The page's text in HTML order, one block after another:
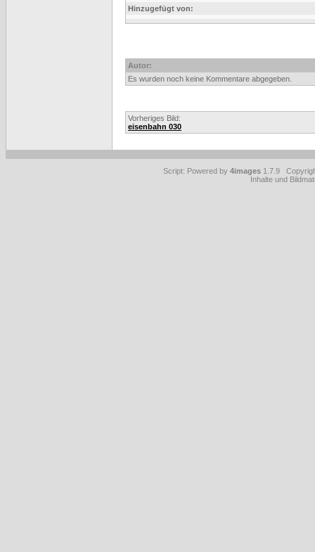
Hinzugefügt von:
Autor:
Es wurden noch keine Kommentare abgegeben.
Vorheriges Bild:
eisenbahn 030
Script: Powered by 4images 1.7.9
Inhalte und